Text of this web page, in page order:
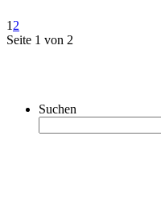
1 2
Seite 1 von 2
Suchen